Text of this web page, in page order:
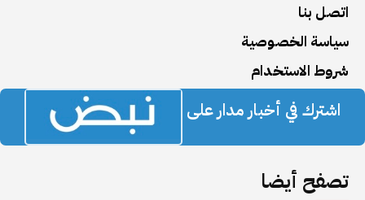
اتصل بنا
سياسة الخصوصية
شروط الاستخدام
اشترك في أخبار مدار على
تصفح أيضا